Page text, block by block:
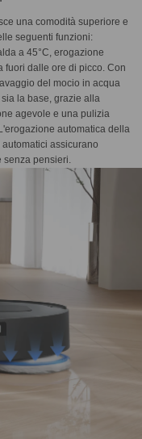
una comodità superiore e
seguenti funzioni:
a 45°C, erogazione
fuori dalle ore di picco. Con
del mocio in acqua
la base, grazie alla
agevole e una pulizia
automatica della
assicurano
pensieri.